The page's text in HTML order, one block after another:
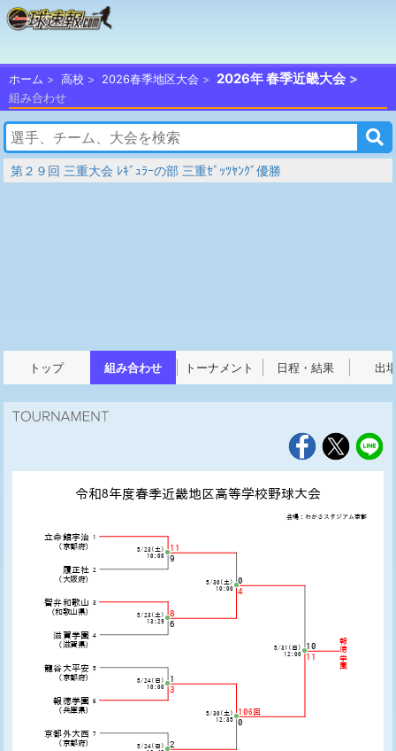
ホーム 高校 2026春季地区大会 2026年 春季近畿大会
組み合わせ
第２９回 三重大会 ﾚｷﾞｭﾗｰの部 三重ｾﾞｯﾂﾔﾝｸﾞ優勝
トップ 組み合わせ トーナメント 日程・結果 出